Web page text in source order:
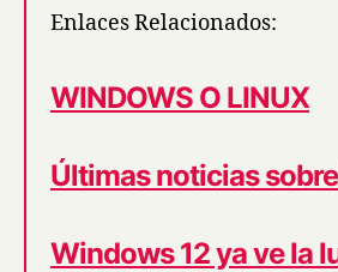
Enlaces Relacionados:
WINDOWS O LINUX
Últimas noticias
Windows 12 ya ve la